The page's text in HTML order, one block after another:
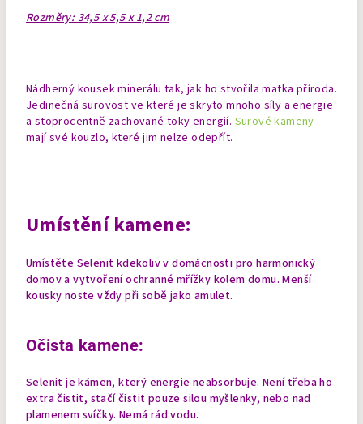
Rozměry: 34,5 x 5,5 x 1,2 cm
Nádherný kousek minerálu tak, jak ho stvořila matka příroda.
Jedinečná surovost ve které je skryto mnoho síly a energie
a stoprocentně zachované toky energií. Surové kameny
mají své kouzlo, které jim nelze odepřít.
Umístění kamene:
Umístěte Selenit kdekoliv v domácnosti pro harmonický
domov a vytvoření ochranné mřížky kolem domu.Menší
kousky noste vždy při sobě jako amulet.
Očista kamene:
Selenit je kámen, který energie neabsorbuje. Není třeba ho
extra čistit, stačí čistit pouze silou myšlenky, nebo nad
plamenem svíčky. Nemá rád vodu.